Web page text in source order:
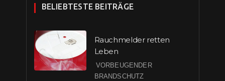
BELIEBTESTE BEITRÄGE
Rauchmelder retten
Leben
VORBEUGENDER
BRANDSCHUTZ